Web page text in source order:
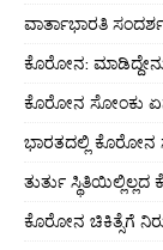
ವಾರ್ತಾಭಾರತಿ
ಕೊರೋನ:
ಕೊರೋನ ಸೋಂಕು
ಭಾರತದಲ್ಲಿ ಕೊರೋನ
ತುರ್ತು
ಕೊರೋನ ಚಿಕಿತ್ಸೆಗೆ